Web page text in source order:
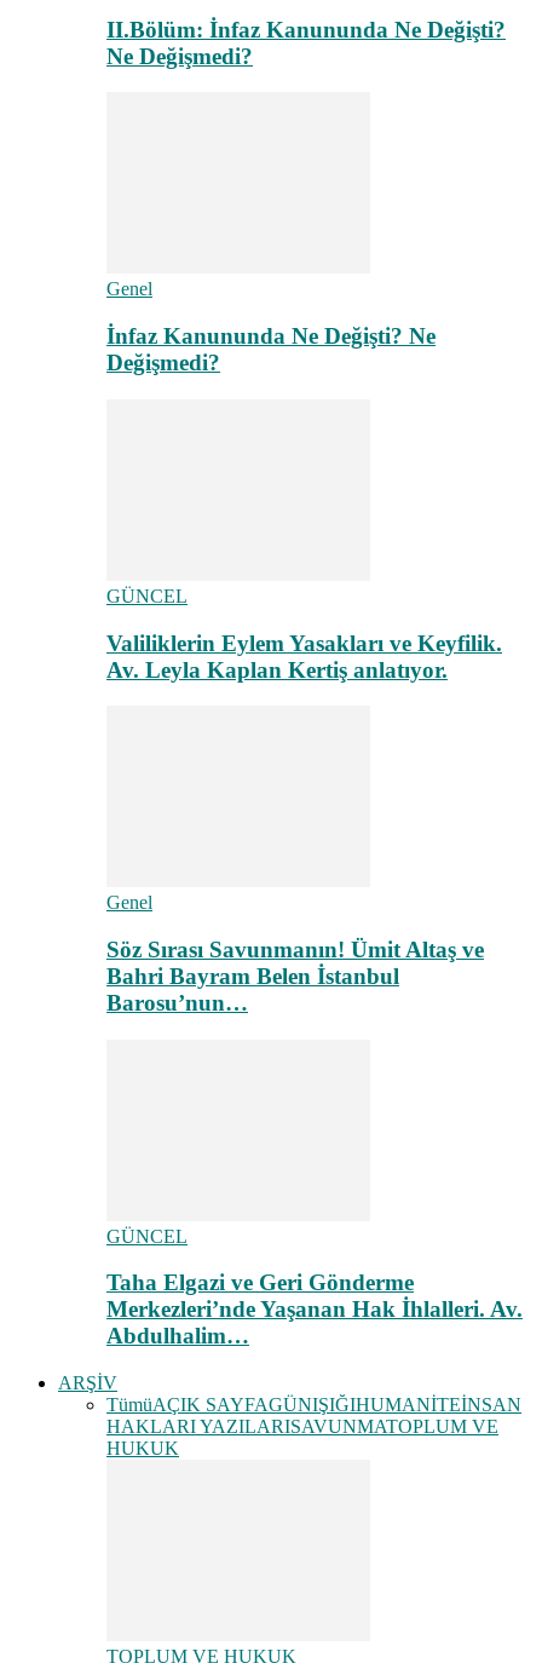
II.Bölüm: İnfaz Kanununda Ne Değişti?
Ne Değişmedi?
Genel
İnfaz Kanununda Ne Değişti? Ne
Değişmedi?
GÜNCEL
Valiliklerin Eylem Yasakları ve Keyfilik.
Av. Leyla Kaplan Kertiş anlatıyor.
Genel
Söz Sırası Savunmanın! Ümit Altaş ve
Bahri Bayram Belen İstanbul
Barosu’nun…
GÜNCEL
Taha Elgazi ve Geri Gönderme
Merkezleri’nde Yaşanan Hak İhlalleri. Av.
Abdulhalim…
ARŞİV
TümüAÇIK SAYFAGÜNIŞIĞIHUMANİTEİNSAN
HAKLARI YAZILARISAVUNMATOPLUM VE
HUKUK
TOPLUM VE HUKUK